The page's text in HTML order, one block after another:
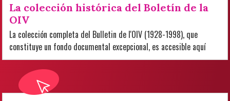
La colección histórica del Boletín de la
OIV
La colección completa del Bulletin de l'OIV (1928-1998), que
constituye un fondo documental excepcional, es accesible aquí